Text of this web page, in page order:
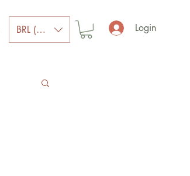
BRL (R$) Login